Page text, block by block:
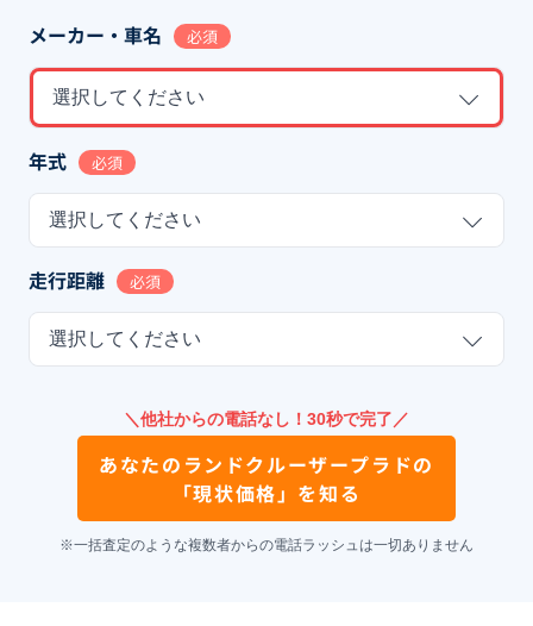
メーカー・車名 必須
選択してください
年式 必須
選択してください
走行距離 必須
選択してください
＼他社からの電話なし！30秒で完了／
あなたの ランドクルーザープラドの
「現状価格」を知る
※一括査定のような複数者からの電話ラッシュは一切ありません